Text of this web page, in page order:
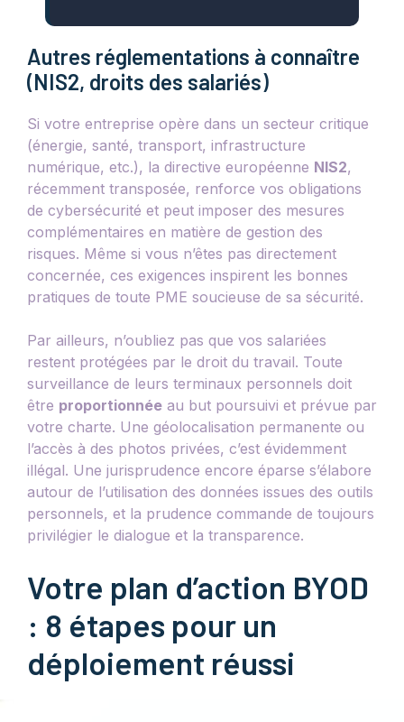
Autres réglementations à connaître
(NIS2, droits des salariés)
Si votre entreprise opère dans un secteur critique
(énergie, santé, transport, infrastructure
numérique, etc.), la directive européenne NIS2,
récemment transposée, renforce vos obligations
de cybersécurité et peut imposer des mesures
complémentaires en matière de gestion des
risques. Même si vous n’êtes pas directement
concernée, ces exigences inspirent les bonnes
pratiques de toute PME soucieuse de sa sécurité.
Par ailleurs, n’oubliez pas que vos salariées
restent protégées par le droit du travail. Toute
surveillance de leurs terminaux personnels doit
être proportionnée au but poursuivi et prévue par
votre charte. Une géolocalisation permanente ou
l’accès à des photos privées, c’est évidemment
illégal. Une jurisprudence encore éparse s’élabore
autour de l’utilisation des données issues des outils
personnels, et la prudence commande de toujours
privilégier le dialogue et la transparence.
Votre plan d’action BYOD
: 8 étapes pour un
déploiement réussi